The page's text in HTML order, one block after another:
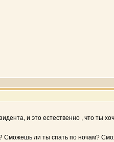
и это естественно , что ты
Сможешь ли ты спать по ночам?